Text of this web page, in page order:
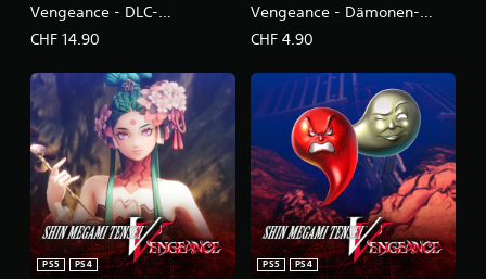
Vengeance - DLC-
Komplettpaket
CHF 14.90
Vengeance - Dämonen-
Nebenmission – Heiliger
Widerspruch
CHF 4.90
PS5
PS4
PS5
PS4